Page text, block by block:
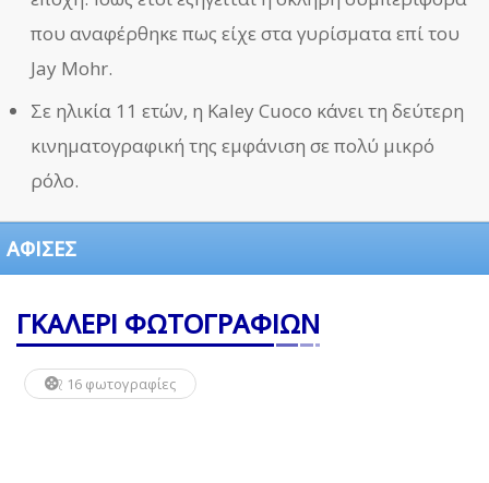
που αναφέρθηκε πως είχε στα γυρίσματα επί του
Jay Mohr.
Σε ηλικία 11 ετών, η Kaley Cuoco κάνει τη δεύτερη
κινηματογραφική της εμφάνιση σε πολύ μικρό
ρόλο.
ΑΦΙΣΕΣ
ΓΚΑΛΕΡΙ ΦΩΤΟΓΡΑΦΙΩΝ
16 φωτογραφίες